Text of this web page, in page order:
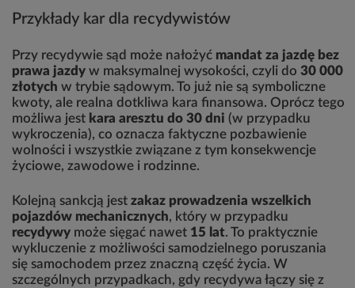
Przykłady kar dla recydywistów
Przy recydywie sąd może nałożyć mandat za jazdę bez
prawa jazdy w maksymalnej wysokości, czyli do 30 000
złotych w trybie sądowym. To już nie są symboliczne
kwoty, ale realna dotkliwa kara finansowa. Oprócz tego
możliwa jest kara aresztu do 30 dni (w przypadku
wykroczenia), co oznacza faktyczne pozbawienie
wolności i wszystkie związane z tym konsekwencje
życiowe, zawodowe i rodzinne.
Kolejną sankcją jest zakaz prowadzenia wszelkich
pojazdów mechanicznych, który w przypadku
recydywy może sięgać nawet 15 lat. To praktycznie
wykluczenie z możliwości samodzielnego poruszania
się samochodem przez znaczną część życia. W
szczególnych przypadkach, gdy recydywa łączy się z